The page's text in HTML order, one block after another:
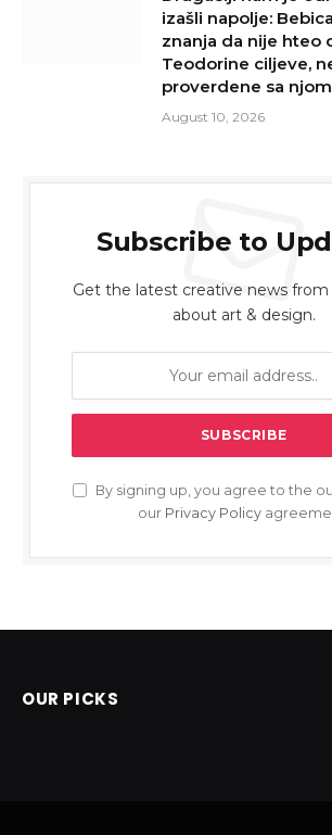
izašli napolje:
znanja da nije hteo
Teodorine ciljeve,
proverdene sa
August 10, 2026
Subscribe to
Get the latest creative news
about art & design.
By signing up, you agree to the
our Privacy Policy
OUR PICKS